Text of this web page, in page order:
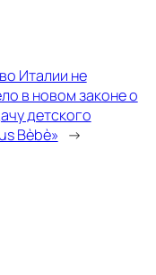
Италии не
в новом законе о
детского
Bèbè» →